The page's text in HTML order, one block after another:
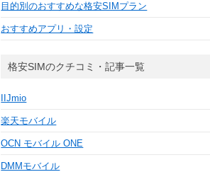
目的別のおすすめな格安SIMプラン
おすすめアプリ・設定
格安SIMのクチコミ・記事一覧
IIJmio
楽天モバイル
OCN モバイル ONE
DMMモバイル